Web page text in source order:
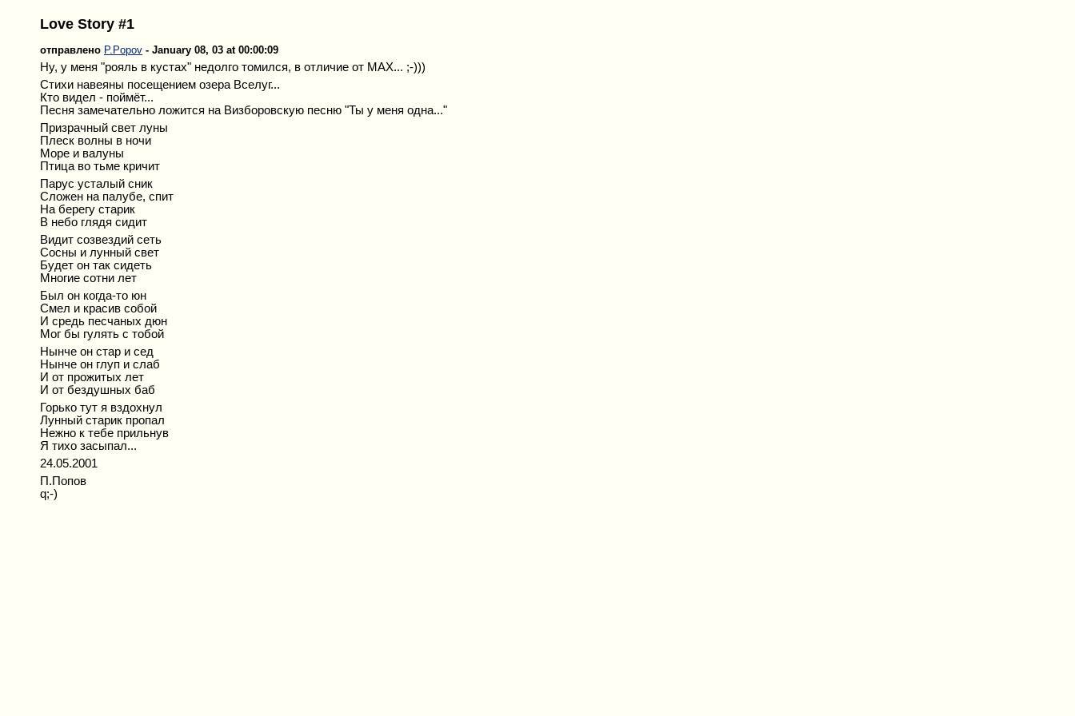
Love Story #1
отправлено P.Popov - January 08, 03 at 00:00:09
Ну, у меня "рояль в кустах" недолго томился, в отличие от MAX... ;-)))
Стихи навеяны посещением озера Вселуг...
Кто видел - поймёт...
Песня замечательно ложится на Визборовскую песню "Ты у меня одна..."
Призрачный свет луны
Плеск волны в ночи
Море и валуны
Птица во тьме кричит
Парус усталый сник
Сложен на палубе, спит
На берегу старик
В небо глядя сидит
Видит созвездий сеть
Сосны и лунный свет
Будет он так сидеть
Многие сотни лет
Был он когда-то юн
Смел и красив собой
И средь песчаных дюн
Мог бы гулять с тобой
Нынче он стар и сед
Нынче он глуп и слаб
И от прожитых лет
И от бездушных баб
Горько тут я вздохнул
Лунный старик пропал
Нежно к тебе прильнув
Я тихо засыпал...
24.05.2001
П.Попов
q;-)